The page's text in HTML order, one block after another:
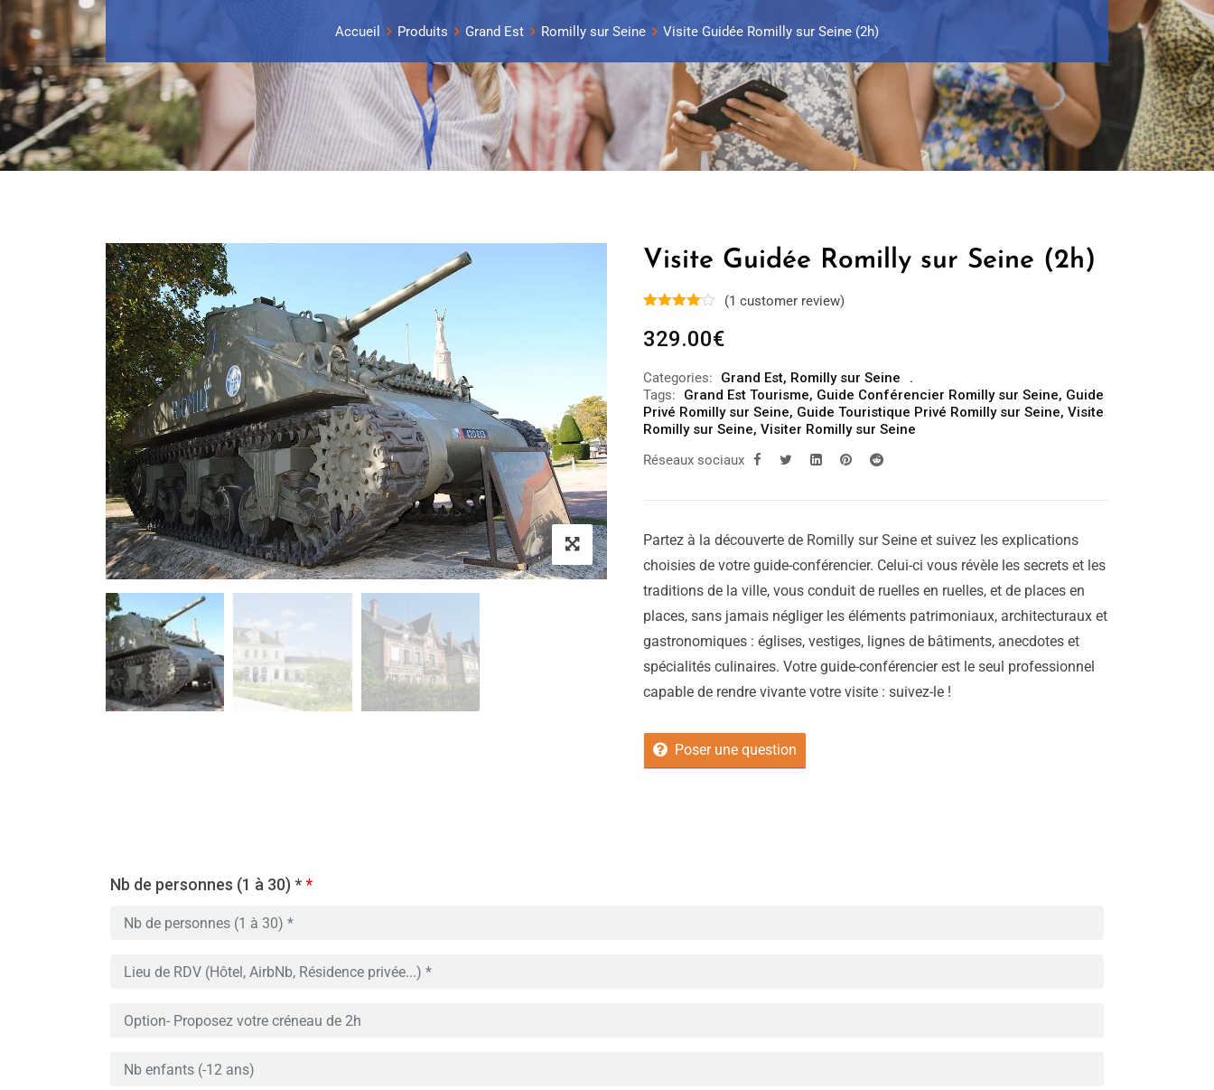
Accueil Produits Grand Est Romilly sur Seine Visite Guidée Romilly sur Seine (2h)
Visite Guidée Romilly sur Seine (2h)
(1 customer review)
329.00€
Categories: Grand Est, Romilly sur Seine
Tags:
Grand Est Tourisme, Guide Conférencier Romilly sur Seine, Guide
Privé Romilly sur Seine, Guide Touristique Privé Romilly sur Seine, Visite
Romilly sur Seine, Visiter Romilly sur Seine
Réseaux sociaux
Partez à la découverte de Romilly sur Seine et suivez les explications
choisies de votre guide-conférencier. Celui-ci vous révèle les secrets et les
traditions de la ville, vous conduit de ruelles en ruelles, et de places en
places, sans jamais négliger les éléments patrimoniaux, architecturaux et
gastronomiques : églises, vestiges, lignes de bâtiments, anecdotes et
spécialités culinaires. Votre guide-conférencier est le seul professionnel
capable de rendre vivante votre visite : suivez-le !
Poser une question
Nb de personnes (1 à 30) **